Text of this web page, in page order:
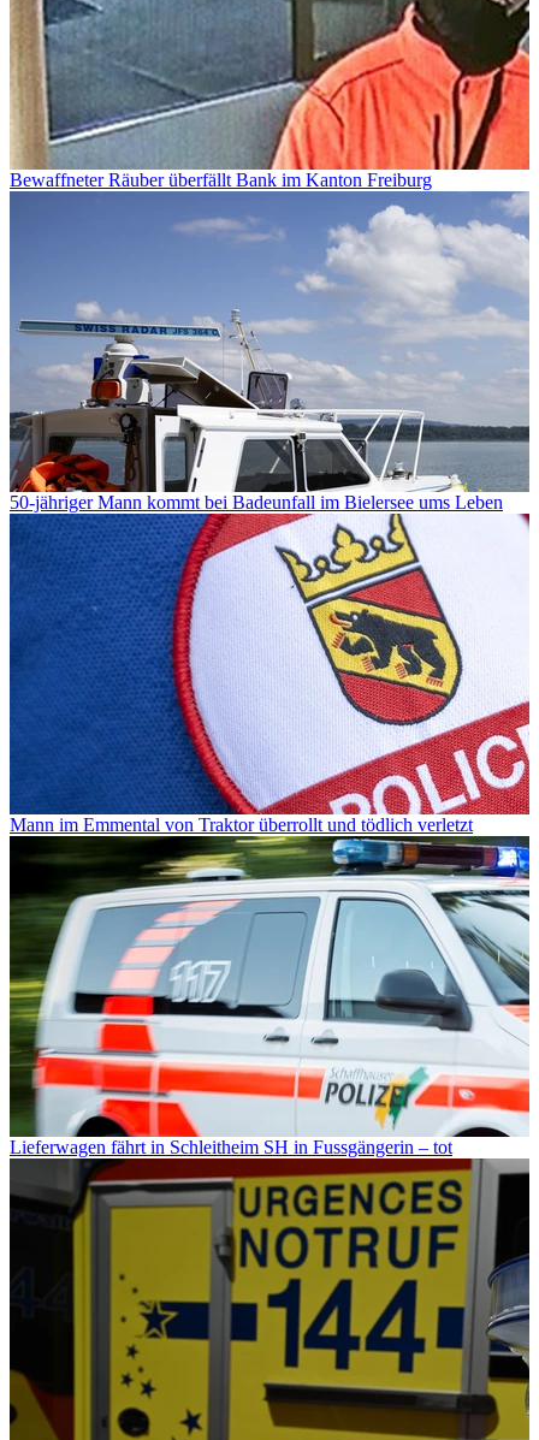
Bewaffneter Räuber überfällt Bank im Kanton Freiburg
50-jähriger Mann kommt bei Badeunfall im Bielersee ums Leben
Mann im Emmental von Traktor überrollt und tödlich verletzt
Lieferwagen fährt in Schleitheim SH in Fussgängerin – tot